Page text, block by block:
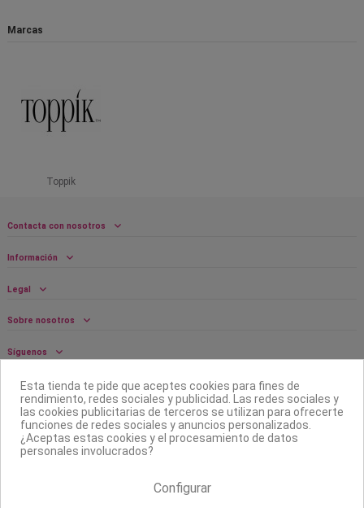
Marcas
Toppik
Contacta con nosotros
Información
Legal
Sobre nosotros
Síguenos
Boletín
Esta tienda te pide que aceptes cookies para fines de
rendimiento, redes sociales y publicidad. Las redes sociales y
las cookies publicitarias de terceros se utilizan para ofrecerte
funciones de redes sociales y anuncios personalizados.
¿Aceptas estas cookies y el procesamiento de datos
personales involucrados?
Configurar